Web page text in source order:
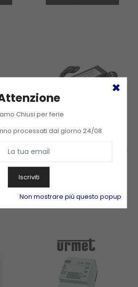
A
-
Alimentatore A Spina12Vdc
TECNOSWITCH - DP072DO
Chiusi per ferie
processati dal giorno 24/08
Iscriviti
Non mostrare più questo popup